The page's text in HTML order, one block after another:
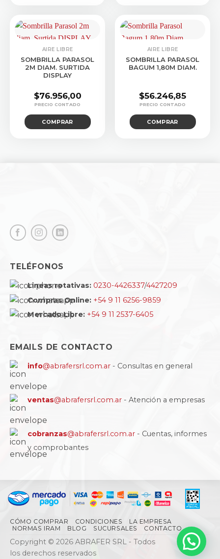
AIRE LIBRE
SOMBRILLA PARASOL
2M DIAM. SURTIDA
DISPLAY
$76.956,00
COMPRAR
AIRE LIBRE
SOMBRILLA PARASOL
BAGUM 1,80M DIAM.
$56.246,85
COMPRAR
TELÉFONOS
Lineas rotativas: 0230-4426337/4427209
Compras Online: +54 9 11 6256-9859
Mercado Libre: +54 9 11 2537-6405
EMAILS DE CONTACTO
info@abrafersrl.com.ar - Consultas en general
ventas@abrafersrl.com.ar - Atención a empresas
cobranzas@abrafersrl.com.ar - Cuentas, informes
y comprobantes
CÓMO COMPRAR CONDICIONES
LA EMPRESA
NORMAS IRAM
BLOG SUCURSALES CONTACTO
Copyright © 2026 ABRAFER SRL - Todos
los derechos reservados